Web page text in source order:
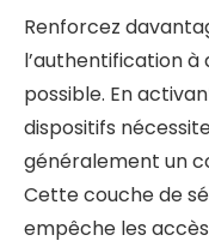
Renforcez
l’authentification
possible. En
dispositifs
généralement un
Cette couche de
empêche les